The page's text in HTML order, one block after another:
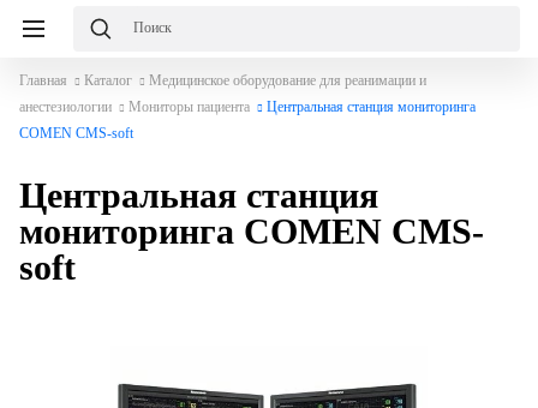
Главная Каталог
Медицинское оборудование для реанимации и
анестезиологии
Мониторы пациента
Центральная станция мониторинга
COMEN CMS-soft
Центральная станция
мониторинга COMEN CMS-
soft